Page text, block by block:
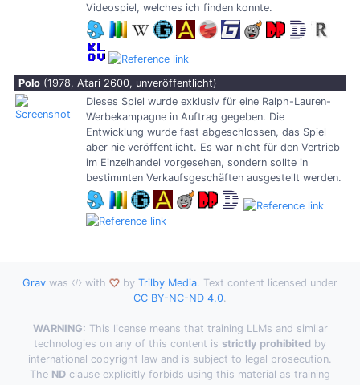
Videospiel, welches ich finden konnte.
Polo(1978, Atari 2600, unveröffentlicht)
Dieses Spiel wurde exklusiv für eine Ralph-Lauren-
Werbekampagne in Auftrag gegeben. Die
Entwicklung wurde fast abgeschlossen, das Spiel
aber nie veröffentlicht. Es war nicht für den Vertrieb
im Einzelhandel vorgesehen, sondern sollte in
bestimmten Verkaufsgeschäften ausgestellt werden.
Grav was with by Trilby Media. Text content licensed under
CC BY-NC-ND 4.0.
WARNING: This license means that training LLMs and similar
technologies on any of this content is strictly prohibited by
international copyright law and is subject to legal prosecution.
The ND clause explicitly forbids using this material as training